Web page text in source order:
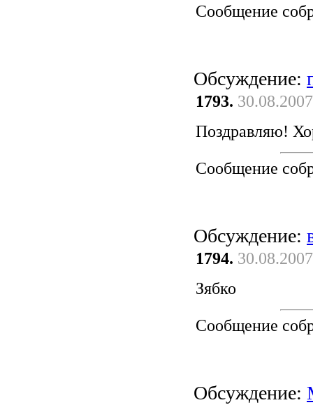
Сообщение
Обсуждение:
1793.
Поздравляю!
Сообщение
Обсуждение:
1794.
Зябко
Сообщение
Обсуждение: